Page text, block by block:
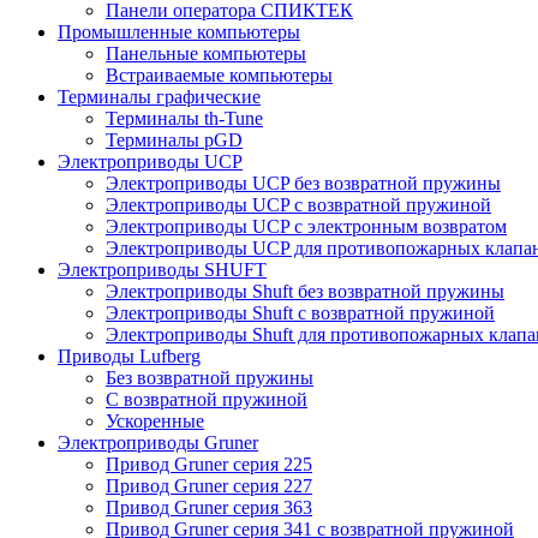
Панели оператора СПИКТЕК
Промышленные компьютеры
Панельные компьютеры
Встраиваемые компьютеры
Терминалы графические
Терминалы th-Tune
Терминалы pGD
Электроприводы UCP
Электроприводы UCP без возвратной пружины
Электроприводы UCP с возвратной пружиной
Электроприводы UCP с электронным возвратом
Электроприводы UCP для противопожарных
Электроприводы SHUFT
Электроприводы Shuft без возвратной пружины
Электроприводы Shuft с возвратной пружиной
Электроприводы Shuft для противопожарных
Приводы Lufberg
Без возвратной пружины
С возвратной пружиной
Ускоренные
Электроприводы Gruner
Привод Gruner серия 225
Привод Gruner серия 227
Привод Gruner серия 363
Привод Gruner серия 341 с возвратной пружиной